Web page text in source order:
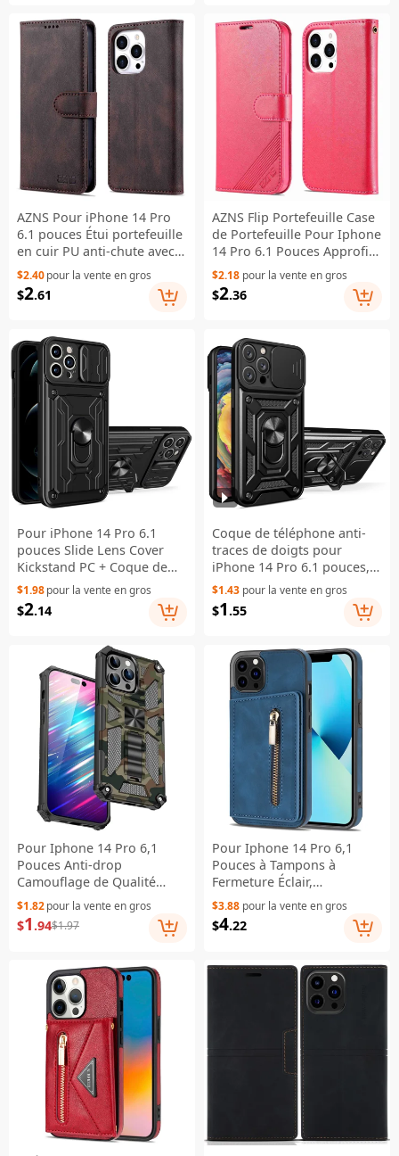
AZNS Pour iPhone 14 Pro
6.1 pouces Étui portefeuille
en cuir PU anti-chute avec
fermeture magnétique,
support inclinable,
protection anti-chocs -
$2.40pour la vente en gros
$2.61
AZNS Flip Portefeuille Case
de Portefeuille Pour Iphone
14 Pro 6.1 Pouces Approfier
PU Courture PU
Magnétique Couverture
Téléphon - Rouge
$2.18 pour la vente en gros
$2.36
Pour iPhone 14 Pro 6.1
pouces Slide Lens Cover
Kickstand PC + Coque de
téléphone TPU Porte-carte
résistante aux chocs - Noir
$1.98pour la vente en gros
$2.14
Coque de téléphone anti-
traces de doigts pour
iPhone 14 Pro 6.1 pouces,
avec support pivotant,
protection de la caméra
coulissante, PC + TPU,
antirayures - Noir
$1.43 pour la vente en gros
$1 .55
Pour Iphone 14 Pro 6,1
Pouces Anti-drop
Camouflage de Qualité
Militaire Camouflage
Téléphone PC + TPU
Couverture de Téléphone
Rayures - Armée Verte
$1.82pour la vente en gros
$1 .94$1.97
Pour Iphone 14 Pro 6,1
Pouces à Tampons à
Fermeture Éclair,
Portefeuille de Téléphone
de Poche pu en Cuir en
Cuir TPU TPU Téléphone de
$3.88 pour la vente en gros
$4.22